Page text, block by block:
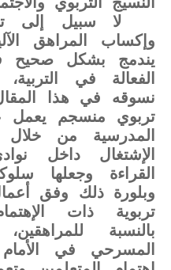
لا سبيل إلى
وإكساب المراهق
يندمج بشكل صحيح
الفعالة في
نسوقه في هذا
تربوي منسجم يعمل
المدرسية من خلال
الإشتغال داخل
القراءة وجعلها
وبلورة ذلك وفق
تربوية ذات
بالنسبة
المسرحي في